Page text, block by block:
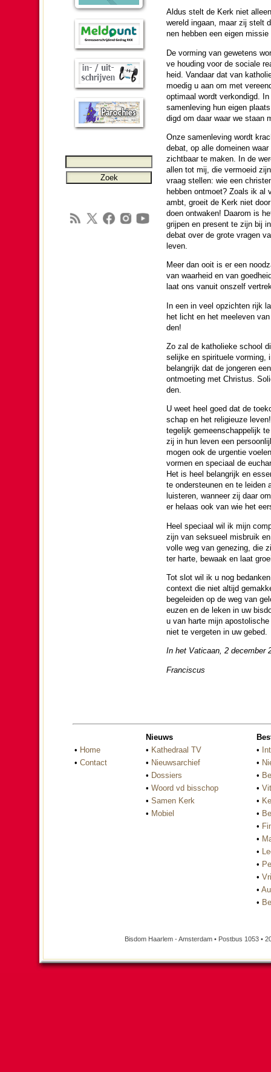
Aldus stelt de Kerk niet
wereld ingaan, maar zij stelt
nen hebben een eigen
De vor­ming van gewetens
ve hou­ding voor de sociale
heid. Vandaar dat van
moe­dig u aan om met
optimaal wordt verkon­digd.
samen­le­ving hun eigen
digd om daar waar we staan
Onze samen­le­ving wordt
debat, op alle domeinen
zicht­baar te maken. In de
allen tot mij, die vermoeid
vraag stellen: wie een
hebben ontmoet? Zoals ik
ambt, groeit de Kerk niet
doen ont­waken! Daarom is
grijpen en present te zijn bij
debat over de grote vragen
leven.
Meer dan ooit is er een
van waar­heid en van
laat ons vanuit ons­zelf
In een in veel opzichten rijk
het licht en het meeleven
den!
Zo zal de katho­lieke school
se­lijke en spi­ri­tu­ele vor­ming,
be­lang­rijk dat de jon­ge­ren
ont­moe­ting met Christus.
den.
U weet heel goed dat de
schap en het reli­gi­euze
tege­lijk gemeen­schap­pe­lijk
zij in hun leven een
mogen ook de urgentie
vormen en speciaal de
Het is heel be­lang­rijk en
te onder­steunen en te lei­den
luis­te­ren, wanneer zij daar
er helaas ook van wie het
Heel speciaal wil ik mijn
zijn van seksueel mis­bruik
volle weg van gene­zing, die
ter harte, bewaak en laat
Tot slot wil ik u nog
context die niet altijd
be­ge­lei­den op de weg van
euzen en de leken in uw
u van harte mijn
niet te vergeten in uw gebed.
In het Vati­caan, 2 de­cem­ber
Fran­cis­cus
• Home
• Contact
Nieuws
• Kathedraal TV
• Nieuwsarchief
• Dossiers
• Woord vd bisschop
• Samen Kerk
• Mobiel
•
•
•
•
•
•
•
•
•
•
•
•
•
Bisdom Haarlem - Amsterdam • Postbus 1053 •